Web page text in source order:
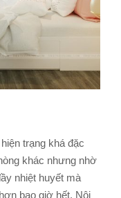
trạng khá đặc
khác nhưng nhờ
nhiệt huyết mà
bao giờ hết. Nội